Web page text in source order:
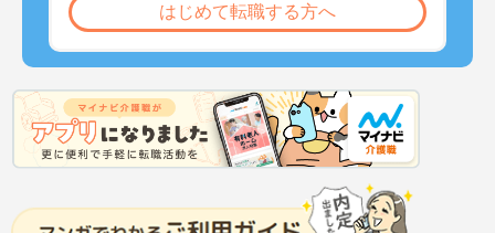
はじめて転職する方へ